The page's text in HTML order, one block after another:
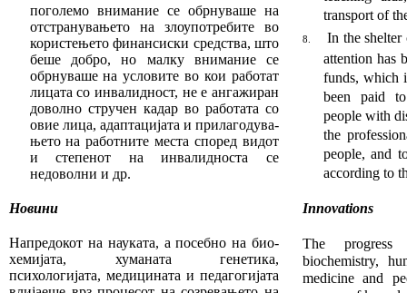
поголемо внимание се обрнуваше на
отстранувањето
на злоупотребите во
користењето финансиски средства, што
беше добро,
но малкувнимание се
обрнуваше на условите во кои работат
лицата со инвалидност, не е ангажи­­ран
доволно стручен кадар во работата со
овие лица, адаптацијата и прилагодува­
ње­­то на работните места според видот
и сте­пенот на инвалидностасе
недоволни и др.
trans­port of
8.
In the shelter
at­tention has
funds, which
been paid
people with
the
people, and
according to
Новини Innovations
Напредокот на науката, а посебно на био­
хе­ми­ја­та, хуманата генетика,
психологијата, медици­на­та и педагогијата
The progress
biochemistry,
medicine and